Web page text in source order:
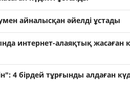
айналысқан әйелді ұстады
интернет-алаяқтық жасаған
4 бірдей тұрғынды алдаған